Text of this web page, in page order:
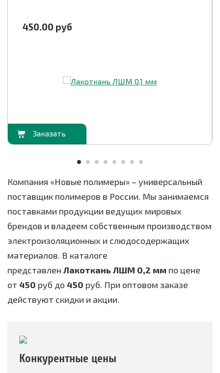
450.00 руб
Компания «Новые полимеры» – универсальный
поставщик полимеров в России. Мы занимаемся
поставками продукции ведущих мировых
брендов и владеем собственным производством
электроизоляционных и слюдосодержащих
материалов. В каталоге
представлен Лакоткань ЛШМ 0,2 мм по цене
от 450 руб до 450 руб. При оптовом заказе
действуют скидки и акции.
Конкурентные цены